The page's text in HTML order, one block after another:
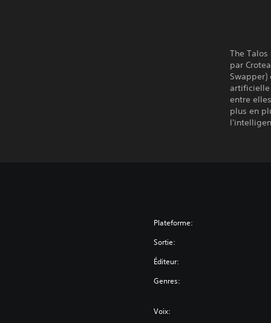
The
par
Swapper)
artificielle
entre
plus en
Plateforme:
Sortie:
Éditeur:
Genres:
Voix: